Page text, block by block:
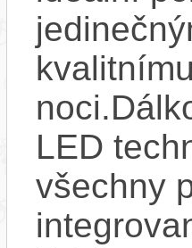
LED
všechny